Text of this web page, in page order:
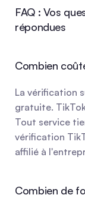
FAQ : Vos
répondues
Combien
La vérification
gratuite.
Tout service
vérification
affilié à
Combien de